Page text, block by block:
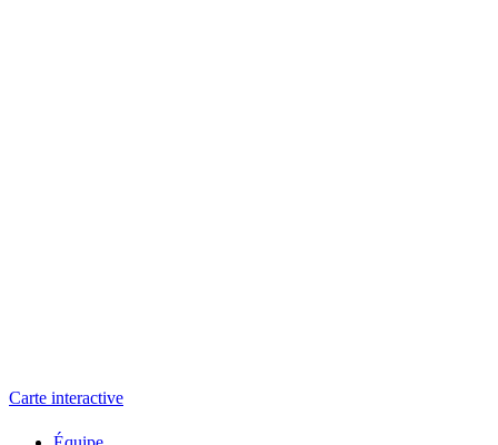
Carte interactive